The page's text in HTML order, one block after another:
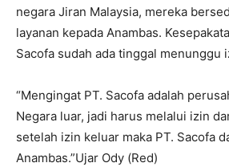
negara Jiran Malaysia, mereka
layanan kepada Anambas.
Sacofa sudah ada tinggal menunggu
“Mengingat PT. Sacofa adalah
Negara luar, jadi harus melalui izin
setelah izin keluar maka PT. Sacofa
Anambas.”Ujar Ody (Red)